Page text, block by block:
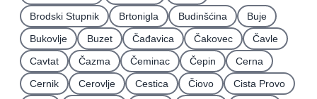
Brodski Stupnik
Brtonigla Budinšćina
Buje
Bukovlje
Buzet Čađavica Čakovec
Čavle
Cavtat
Čazma Čeminac Čepin
Cerna
Cernik
Cerovlje Cestica Čiovo
Cista Provo